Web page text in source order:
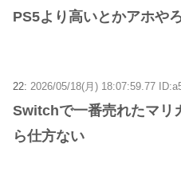
PS5より高いとかアホや
22: 2026/05/18(月) 18:07:59.77
Switchで一番売れたマリ
ら仕方ない